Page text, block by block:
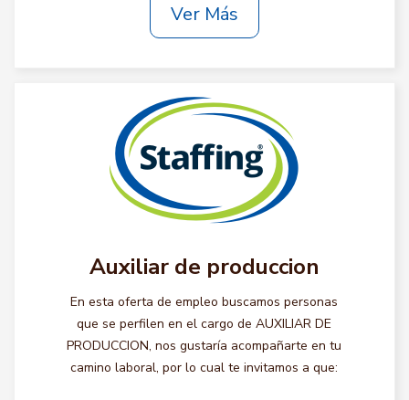
Ver Más
Auxiliar de produccion
En esta oferta de empleo buscamos personas
que se perfilen en el cargo de AUXILIAR DE
PRODUCCION, nos gustaría acompañarte en tu
camino laboral, por lo cual te invitamos a que: